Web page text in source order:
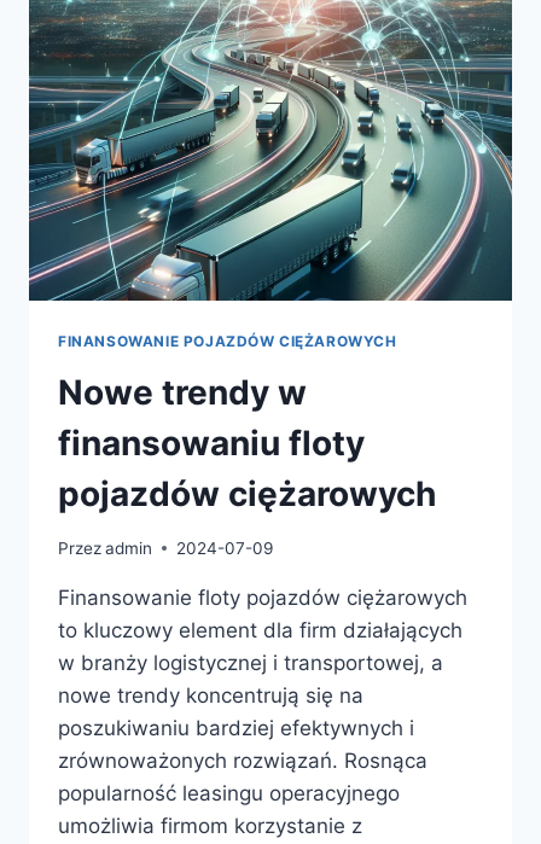
NAJLEPSZY?
FINANSOWANIE POJAZDÓW CIĘŻAROWYCH
Nowe trendy w
finansowaniu floty
pojazdów ciężarowych
Przezadmin 2024-07-09
Finansowanie floty pojazdów ciężarowych
to kluczowy element dla firm działających
w branży logistycznej i transportowej, a
nowe trendy koncentrują się na
poszukiwaniu bardziej efektywnych i
zrównoważonych rozwiązań. Rosnąca
popularność leasingu operacyjnego
umożliwia firmom korzystanie z